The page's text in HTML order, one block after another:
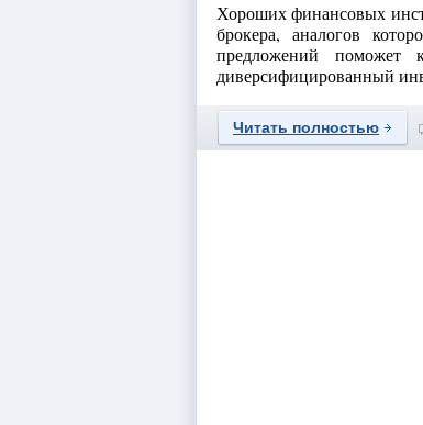
Хороших финансовых
брокера, аналогов
предложений поможет
диверсифицированный
Читать полностью